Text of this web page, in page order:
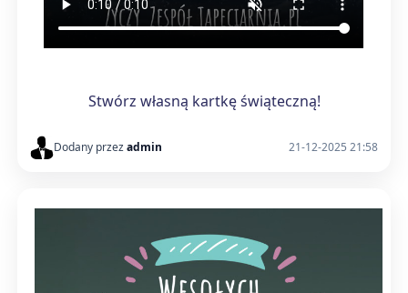
Stwórz własną kartkę świąteczną!
Dodany przezadmin 21-12-2025 21:58